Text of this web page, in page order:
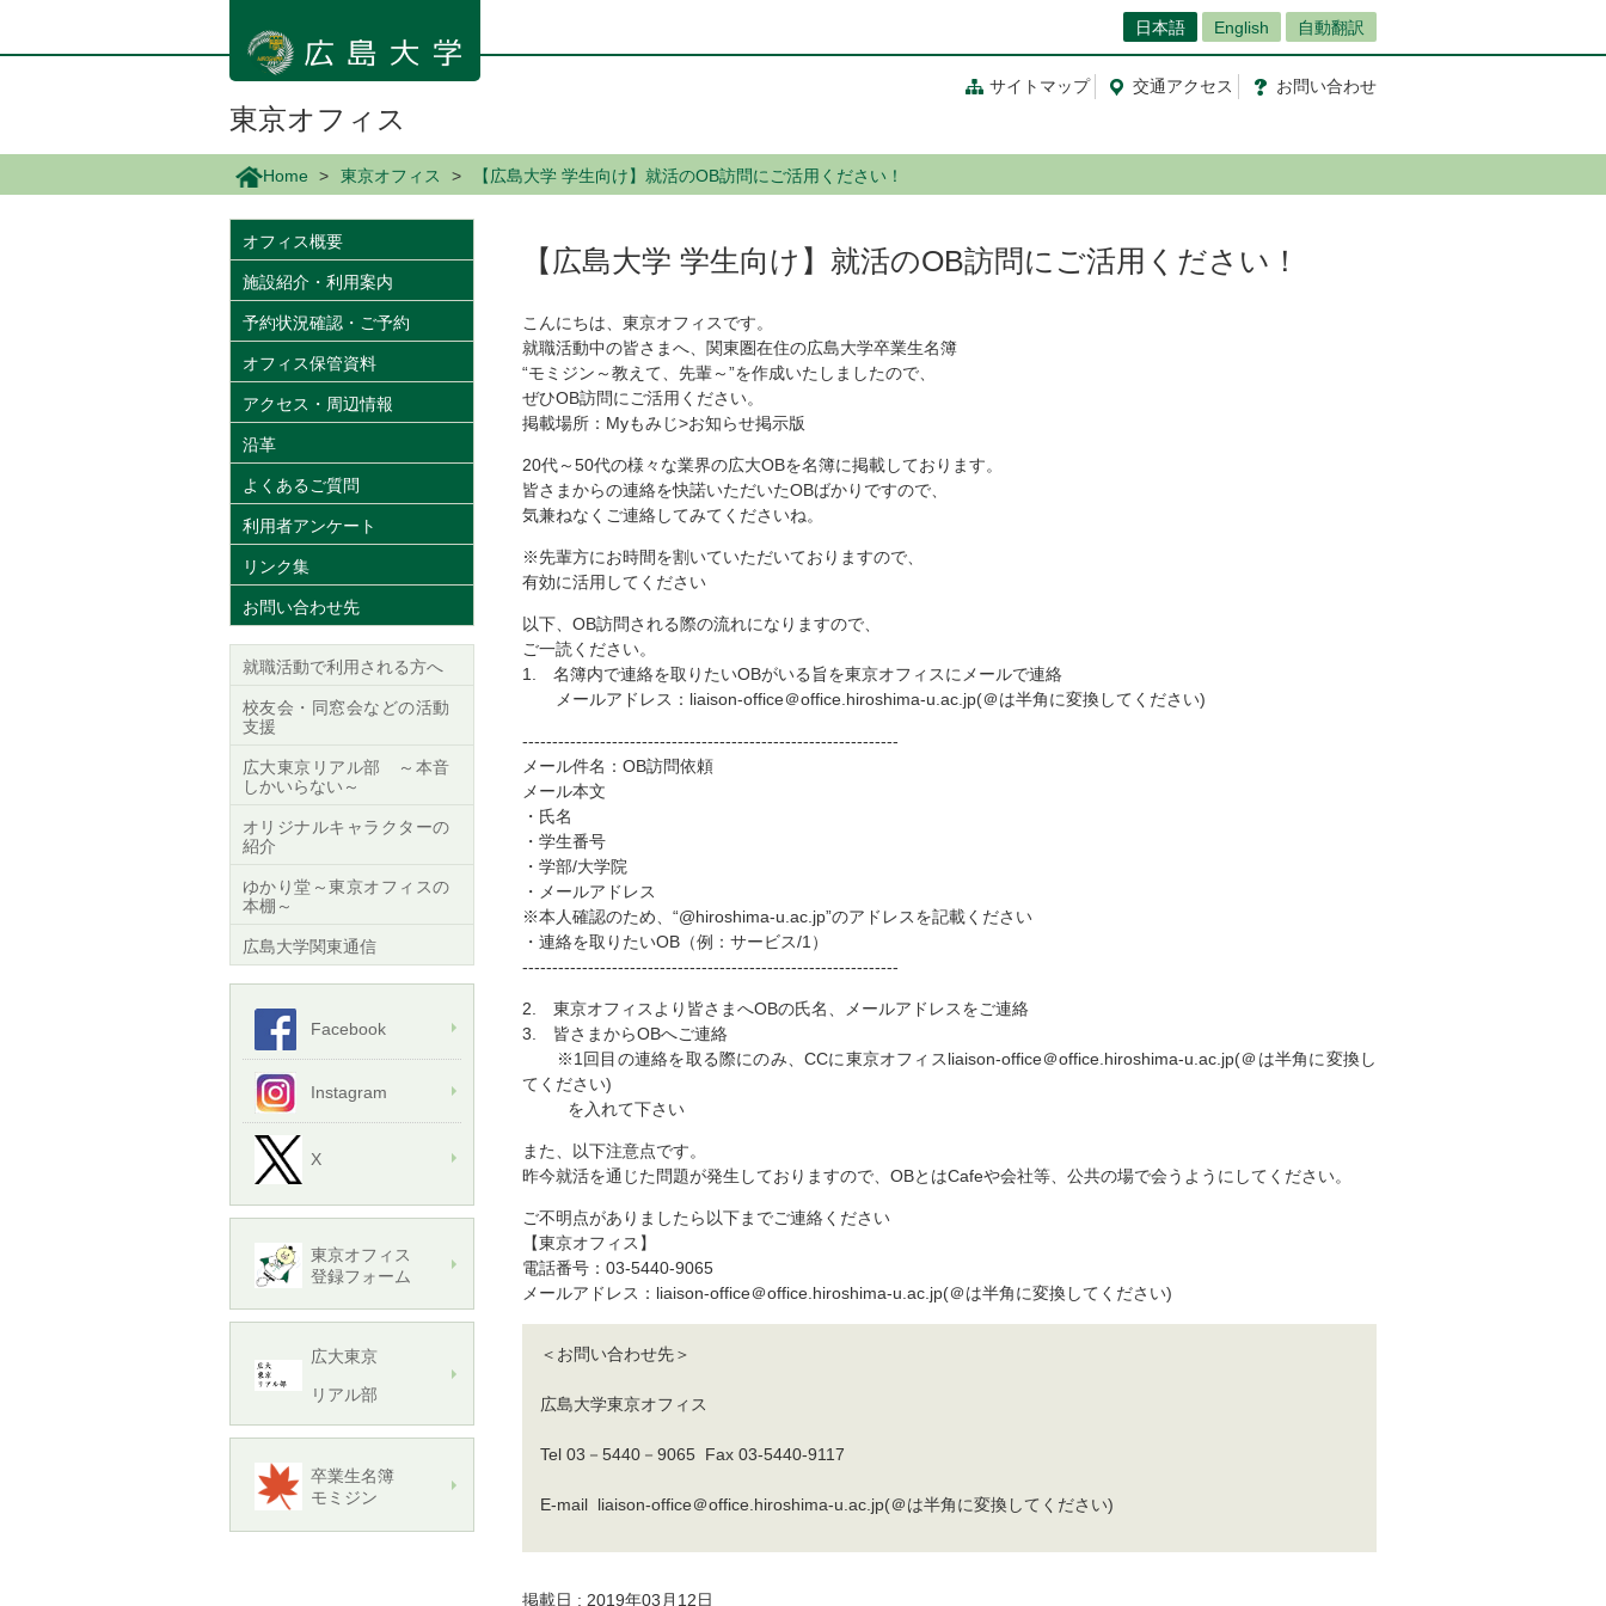
ン
日本語 English 自動翻訳
サイトマップ 交通アクセス お問い合わせ
東京オフィス
Home 東京オフィス 【広島大学 学生向け】就活のOB訪問にご活用ください！
【広島大学 学生向け】就活のOB訪問にご活用ください！
こんにちは、東京オフィスです。
就職活動中の皆さまへ、関東圏在住の広島大学卒業生名簿
“モミジン～教えて、先輩～”を作成いたしましたので、
ぜひOB訪問にご活用ください。
掲載場所：Myもみじ>お知らせ掲示版
20代～50代の様々な業界の広大OBを名簿に掲載しております。
皆さまからの連絡を快諾いただいたOBばかりですので、
気兼ねなくご連絡してみてくださいね。
※先輩方にお時間を割いていただいておりますので、
有効に活用してください
以下、OB訪問される際の流れになりますので、
ご一読ください。
1. 名簿内で連絡を取りたいOBがいる旨を東京オフィスにメールで連絡
メールアドレス：liaison-office＠office.hiroshima-u.ac.jp(＠は半角に変換してください)
---------------------------------------------------------------
メール件名：OB訪問依頼
メール本文
・氏名
・学生番号
・学部/大学院
・メールアドレス
※本人確認のため、“@hiroshima-u.ac.jp”のアドレスを記載ください
・連絡を取りたいOB（例：サービス/1）
---------------------------------------------------------------
2. 東京オフィスより皆さまへOBの氏名、メールアドレスをご連絡
3. 皆さまからOBへご連絡
※1回目の連絡を取る際にのみ、CCに東京オフィスliaison-office＠office.hiroshima-u.ac.jp(＠は半角に変換し
てください)
を入れて下さい
また、以下注意点です。
昨今就活を通じた問題が発生しておりますので、OBとはCafeや会社等、公共の場で会うようにしてください。
ご不明点がありましたら以下までご連絡ください
【東京オフィス】
電話番号：03-5440-9065
メールアドレス：liaison-office＠office.hiroshima-u.ac.jp(＠は半角に変換してください)
＜お問い合わせ先＞
広島大学東京オフィス
Tel 03－5440－9065 Fax 03-5440-9117
E-mail liaison-office＠office.hiroshima-u.ac.jp(＠は半角に変換してください)
掲載日 : 2019年03月12日
オフィス概要
施設紹介・利用案内
予約状況確認・ご予約
オフィス保管資料
アクセス・周辺情報
沿革
よくあるご質問
利用者アンケート
リンク集
お問い合わせ先
就職活動で利用される方へ
校友会・同窓会などの活動
支援
広大東京リアル部 ～本音
しかいらない～
オリジナルキャラクターの
紹介
ゆかり堂～東京オフィスの
本棚～
広島大学関東通信
Facebook
Instagram
X
東京オフィス
登録フォーム
広大東京
リアル部
卒業生名簿
モミジン